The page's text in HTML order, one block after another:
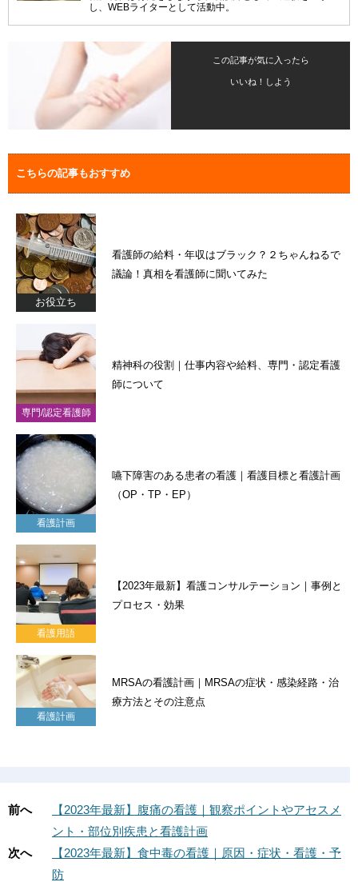
し、WEBライターとして活動中。
この記事が気に入ったら
いいね！しよう
こちらの記事もおすすめ
お役立ち
看護師の給料・年収はブラック？２ちゃんねるで
議論！真相を看護師に聞いてみた
専門/認定看護師
精神科の役割｜仕事内容や給料、専門・認定看護
師について
看護計画
嚥下障害のある患者の看護｜看護目標と看護計画
（OP・TP・EP）
看護用語
【2023年最新】看護コンサルテーション｜事例と
プロセス・効果
看護計画
MRSAの看護計画｜MRSAの症状・感染経路・治
療方法とその注意点
前へ
【2023年最新】腹痛の看護｜観察ポイントやアセスメ
ント・部位別疾患と看護計画
次へ
【2023年最新】食中毒の看護｜原因・症状・看護・予
防